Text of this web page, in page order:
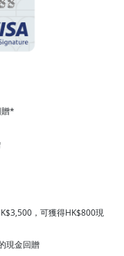
贈*
，可獲得HK$800現
現金回贈